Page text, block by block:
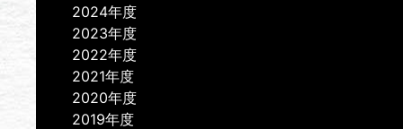
2024年度
2023年度
2022年度
2021年度
2020年度
2019年度